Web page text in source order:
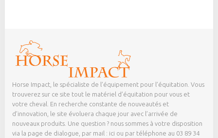
Horse Impact, le spécialiste de l’équipement pour l’équitation. Vous
trouverez sur ce site tout le matériel d’équitation pour vous et
votre cheval. En recherche constante de nouveautés et
d’innovation, le site évoluera chaque jour avec l’arrivée de
nouveaux produits. Une question ? nous sommes à votre disposition
via la page de dialogue, par mail : ici ou par téléphone au 03 89 34